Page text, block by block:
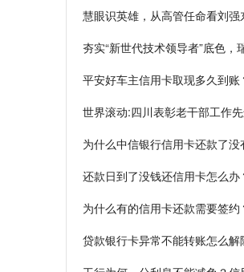
慧眼识英雄，从高管任命看刘强
夯实“新世代技术领导者”底色
平安好车主信用卡取现多久到
世界滚动:四川表彰老干部工作
为什么中信银行信用卡还款了
还款日到了没钱还信用卡怎么
为什么有的信用卡还款需要签
贷款银行卡异常不能转账怎么